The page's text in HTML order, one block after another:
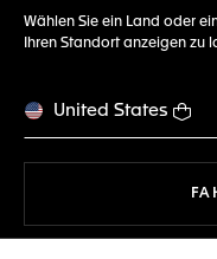
Wählen Sie ein Land oder
Ihren Standort anzeigen zu
United States